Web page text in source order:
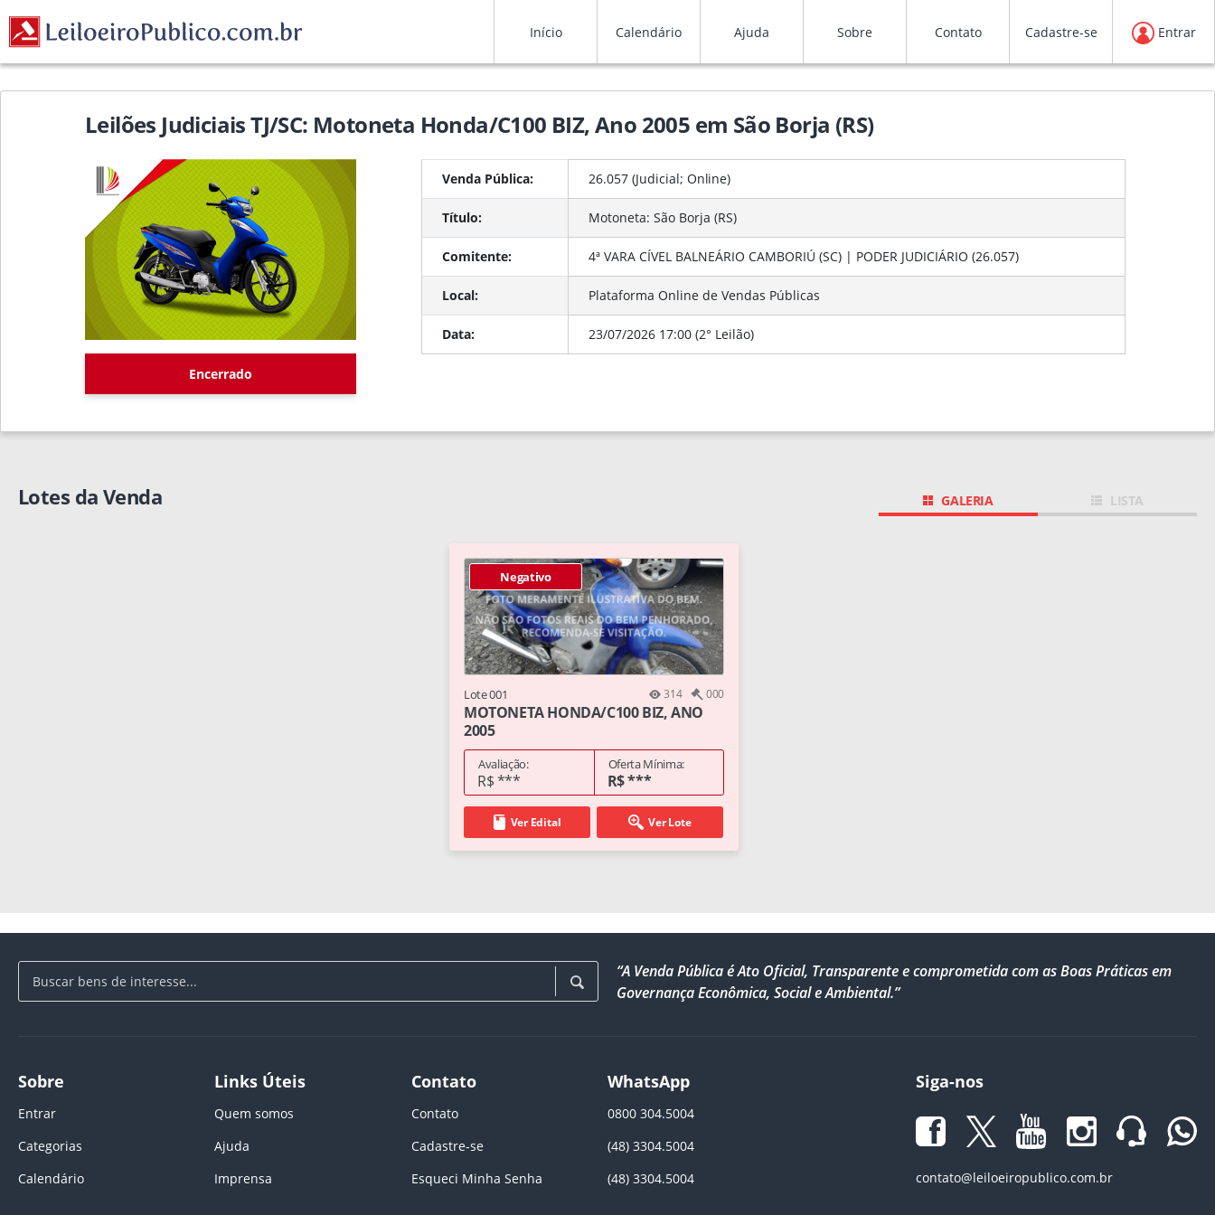
Início Calendário Ajuda Sobre Contato Cadastre-se Entrar
Leilões Judiciais TJ/SC: Motoneta Honda/C100 BIZ, Ano 2005 em São Borja (RS)
Encerrado
Venda Pública: 26.057 (Judicial;Online)
Título: Motoneta: São Borja (RS)
Comitente: 4ª VARA CÍVEL BALNEÁRIO CAMBORIÚ (SC) | PODER JUDICIÁRIO (26.057)
Local: Plataforma Online de Vendas Públicas
Data: 23/07/2026 17:00 (2° Leilão)
Lotes da Venda GALERIA LISTA
Negativo
Lote 001 314 000
MOTONETA HONDA/C100 BIZ, ANO
2005
Avaliação:
R$ ***
Oferta Mínima:
R$ ***
Ver Edital Ver Lote
“A Venda Pública é Ato Oficial, Transparente e comprometida com as Boas Práticas em
Governança Econômica, Social e Ambiental.”
Sobre
Entrar
Categorias
Calendário
Links Úteis
Quem somos
Ajuda
Imprensa
Contato
Contato
Cadastre-se
Esqueci Minha Senha
WhatsApp
0800 304.5004
(48) 3304.5004
(48) 3304.5004
Siga-nos
contato@leiloeiropublico.com.br